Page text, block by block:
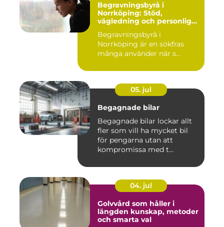
Begravningsbyrå i
Norrköping: Stöd,
vägledning och personliga
Begravningsbyrå i
Norrköping är en sökfras
många använder när s...
05. jul
Begagnade bilar
Begagnade bilar lockar allt
fler som vill ha mycket bil
för pengarna utan att
kompromissa med t...
04. jul
Golvvård som håller i
längden kunskap, metoder
och smarta val